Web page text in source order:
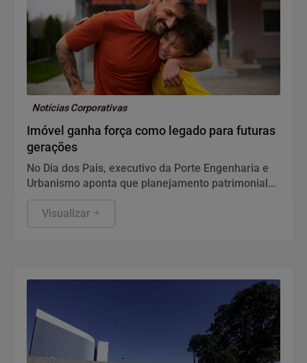
Notícias Corporativas
Imóvel ganha força como legado para futuras
gerações
No Dia dos Pais, executivo da Porte Engenharia e
Urbanismo aponta que planejamento patrimonial
dos principais ativos para construir segurança
Visualizar